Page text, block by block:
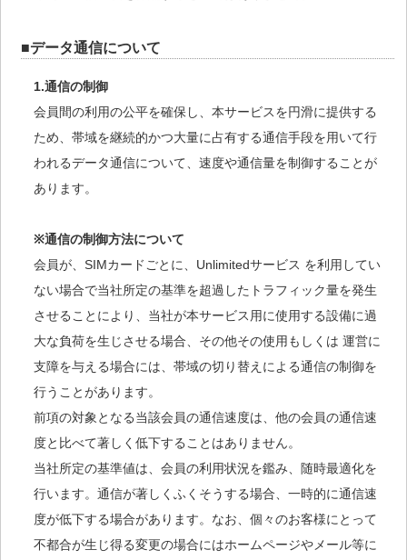
■データ通信について
1.通信の制御
会員間の利用の公平を確保し、本サービスを円滑に提供する
ため、帯域を継続的かつ大量に占有する通信手段を用いて行
われるデータ通信について、速度や通信量を制御することが
あります。
※通信の制御方法について
会員が、SIMカードごとに、Unlimitedサービス を利用してい
ない場合で当社所定の基準を超過したトラフィック量を発生
させることにより、当社が本サービス用に使用する設備に過
大な負荷を生じさせる場合、その他その使用もしくは 運営に
支障を与える場合には、帯域の切り替えによる通信の制御を
行うことがあります。
前項の対象となる当該会員の通信速度は、他の会員の通信速
度と比べて著しく低下することはありません。
当社所定の基準値は、会員の利用状況を鑑み、随時最適化を
行います。通信が著しくふくそうする場合、一時的に通信速
度が低下する場合があります。なお、個々のお客様にとって
不都合が生じ得る変更の場合にはホームページやメール等に